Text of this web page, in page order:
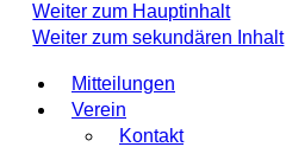
Weiter zum Hauptinhalt
Weiter zum sekundären Inhalt
Mitteilungen
Verein
Kontakt